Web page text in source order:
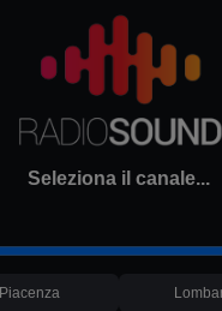
Seleziona il canale...
Piacenza